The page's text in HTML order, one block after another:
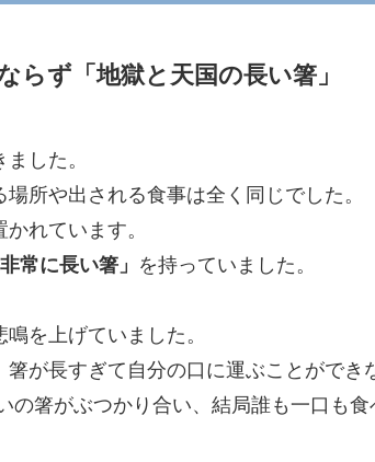
らず「地獄と天国の長い箸」
した。
所や出される食事は全く同じでした。
れています。
非常に長い箸」 を持っていました。
を上げていました。
が長すぎて自分の口に運ぶことができ
の箸がぶつかり合い、結局誰も一口も食